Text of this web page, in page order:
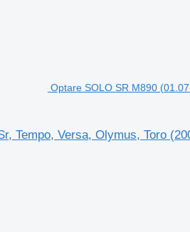
Optare SOLO SR M890
Tempo, Versa, Olymus, Toro